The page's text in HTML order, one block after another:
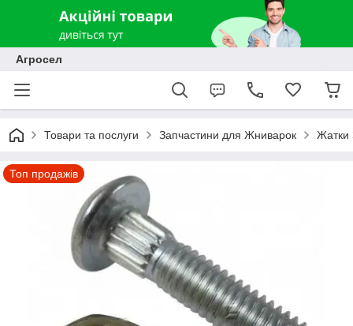
Агросел
Товари та послуги Запчастини для Жниварок Жатки
Топ продажів